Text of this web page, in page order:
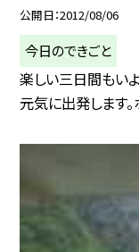
公開日 2012/08/06
今日のできごと
楽しい三日間もい
元気に出発します